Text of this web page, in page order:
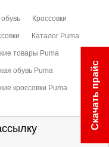
Кроссовки
Каталог Puma
товары Puma
обувь Puma
кроссовки Puma Скачать прайс